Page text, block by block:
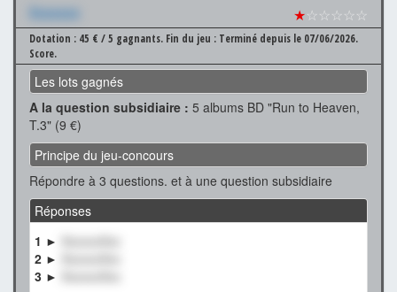
Xxxxxxx ★☆☆☆☆☆
Dotation : 45 € / 5 gagnants. Fin du jeu : Terminé depuis le 07/06/2026.
Score.
Les lots gagnés
A la question subsidiaire : 5 albums BD "Run to Heaven,
T.3" (9 €)
Principe du jeu-concours
Répondre à 3 questions. et à une question subsidiaire
Réponses
1 ►
XxxxxxXxx
2 ►
3 ►